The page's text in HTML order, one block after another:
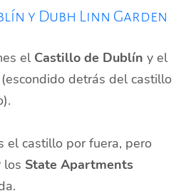
y Dubh Linn Garden
el Castillo de Dublín y el
(escondido detrás del castillo
el castillo por fuera, pero
los State Apartments